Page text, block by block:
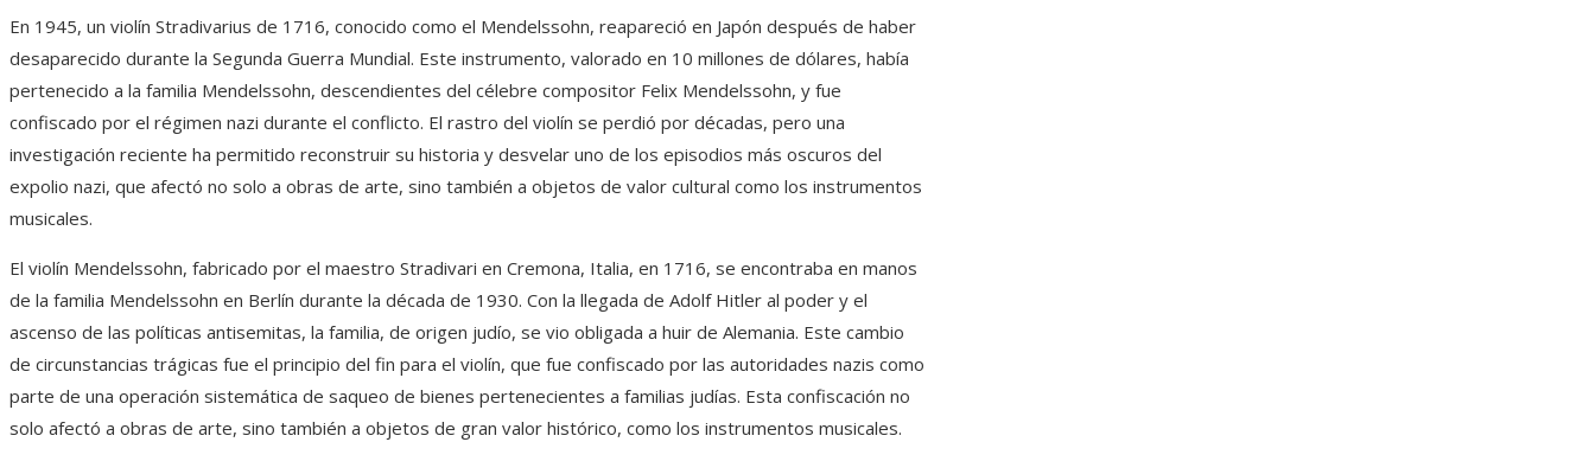
En 1945, un violín Stradivarius de 1716, conocido como el Mendelssohn, reapareció en Japón después de haber
desaparecido durante la Segunda Guerra Mundial. Este instrumento, valorado en 10 millones de dólares, había
pertenecido a la familia Mendelssohn, descendientes del célebre compositor Felix Mendelssohn, y fue
confiscado por el régimen nazi durante el conflicto. El rastro del violín se perdió por décadas, pero una
investigación reciente ha permitido reconstruir su historia y desvelar uno de los episodios más oscuros del
expolio nazi, que afectó no solo a obras de arte, sino también a objetos de valor cultural como los instrumentos
musicales.
El violín Mendelssohn, fabricado por el maestro Stradivari en Cremona, Italia, en 1716, se encontraba en manos
de la familia Mendelssohn en Berlín durante la década de 1930. Con la llegada de Adolf Hitler al poder y el
ascenso de las políticas antisemitas, la familia, de origen judío, se vio obligada a huir de Alemania. Este cambio
de circunstancias trágicas fue el principio del fin para el violín, que fue confiscado por las autoridades nazis como
parte de una operación sistemática de saqueo de bienes pertenecientes a familias judías. Esta confiscación no
solo afectó a obras de arte, sino también a objetos de gran valor histórico, como los instrumentos musicales.